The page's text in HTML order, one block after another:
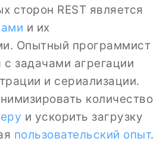
сторон REST является
и их
Опытный программист
с задачами агрегации
и сериализации.
количество
и ускорить загрузку
пользовательский опыт.